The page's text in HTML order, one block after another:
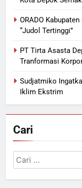
ORADO
“Judol Tertinggi”
PT Tirta Asasta
Tranformasi
Sudjatmiko
Iklim Ekstrim
Cari
Cari
untuk: